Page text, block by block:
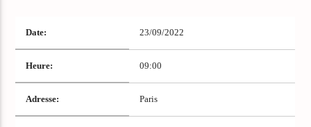
Date: 23/09/2022
Heure: 09:00
Adresse: Paris